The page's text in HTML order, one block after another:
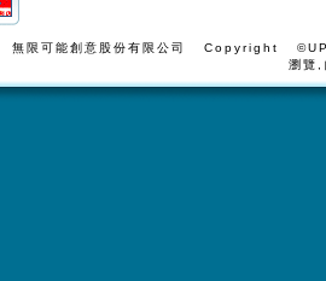
無限可能創意股份有限公司 Copyright
瀏